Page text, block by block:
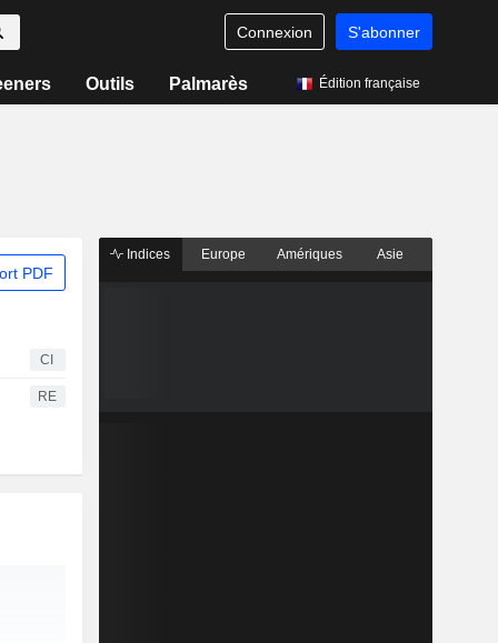
Connexion S'abonner
Outils Palmarès Édition française
PDF
CI
RE
Indices Europe Amériques Asie